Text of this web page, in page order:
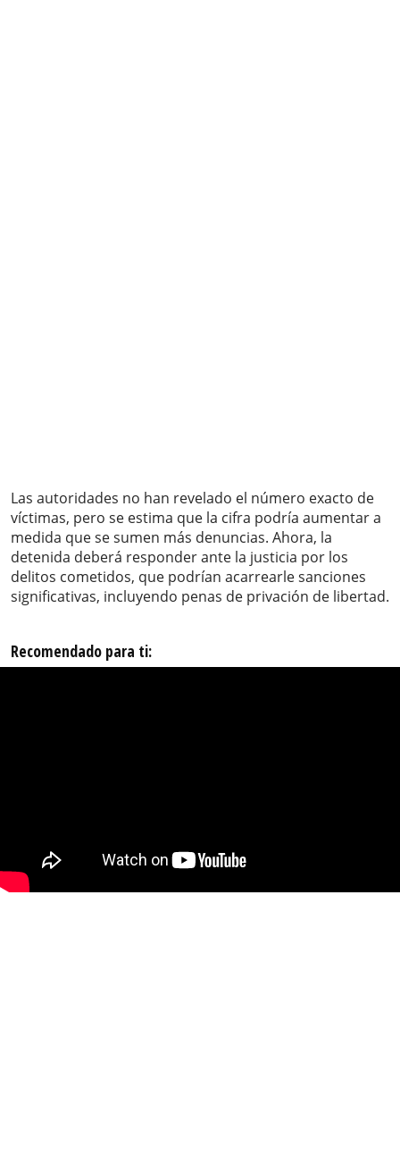
Las autoridades no han revelado el número exacto de
víctimas, pero se estima que la cifra podría aumentar a
medida que se sumen más denuncias. Ahora, la
detenida deberá responder ante la justicia por los
delitos cometidos, que podrían acarrearle sanciones
significativas, incluyendo penas de privación de libertad.
Recomendado para ti: